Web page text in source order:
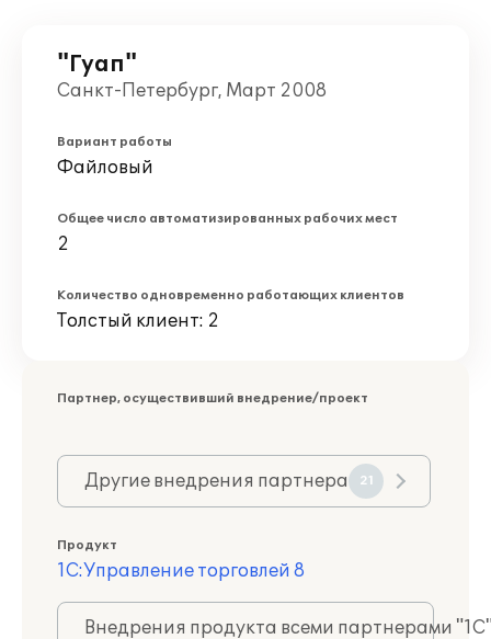
"Гуап"
Санкт-Петербург, Март 2008
Вариант работы
Файловый
Общее число автоматизированных рабочих мест
2
Количество одновременно работающих клиентов
Толстый клиент: 2
Партнер, осуществивший внедрение/проект
Другие внедрения партнера 21
Продукт
1С:Управление торговлей 8
Внедрения продукта всеми партнерами